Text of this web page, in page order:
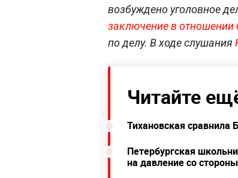
возбуждено уголовное
заключение в отношении
по делу. В ходе слушания
Читайте
Тихановская
Петербургская
на давление со